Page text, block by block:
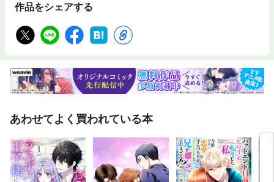
作品をシェアする
あわせてよく買われている本